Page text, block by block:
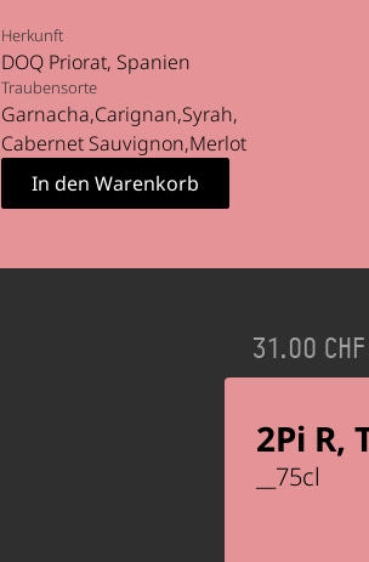
Herkunft
DOQ Priorat Spanien
Traubensorte
Garnacha Carignan Syrah
Cabernet Sauvignon Merlot
31.00 CHF
2Pi R,
75cl